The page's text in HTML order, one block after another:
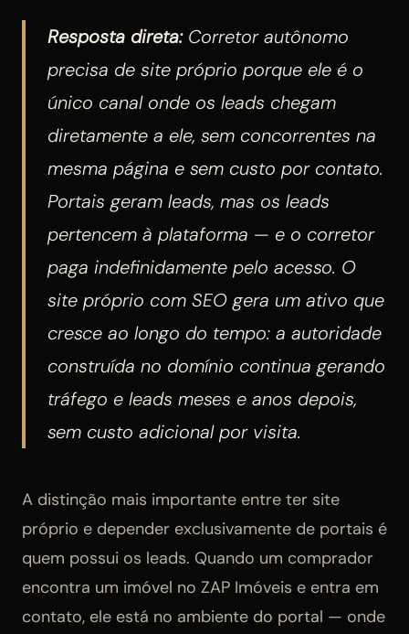
Resposta direta:Corretor autônomo
precisa de site próprio porque ele é o
único canal onde os leads chegam
diretamente a ele, sem concorrentes na
mesma página e sem custo por contato.
Portais geram leads, mas os leads
pertencem à plataforma — e o corretor
paga indefinidamente pelo acesso. O
site próprio com SEO gera um ativo que
cresce ao longo do tempo: a autoridade
construída no domínio continua gerando
tráfego e leads meses e anos depois,
sem custo adicional por visita.
A distinção mais importante entre ter site
próprio e depender exclusivamente de portais é
quem possui os leads. Quando um comprador
encontra um imóvel no ZAP Imóveis e entra em
contato, ele está no ambiente do portal — onde